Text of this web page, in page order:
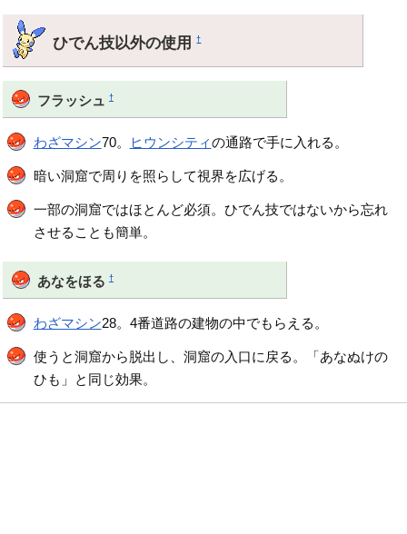
ひでん技以外の使用†
フラッシュ †
わざマシン70。 ヒウンシティの通路で手に入れる。
暗い洞窟で周りを照らして視界を広げる。
一部の洞窟ではほとんど必須。ひでん技ではないから忘れ
させることも簡単。
あなをほる †
わざマシン28。4番道路の建物の中でもらえる。
使うと洞窟から脱出し、洞窟の入口に戻る。「あなぬけの
ひも」と同じ効果。